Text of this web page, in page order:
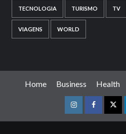
TECNOLOGIA TURISMO TV
VIAGENS WORLD
Home Business Health
InstagramFacebook